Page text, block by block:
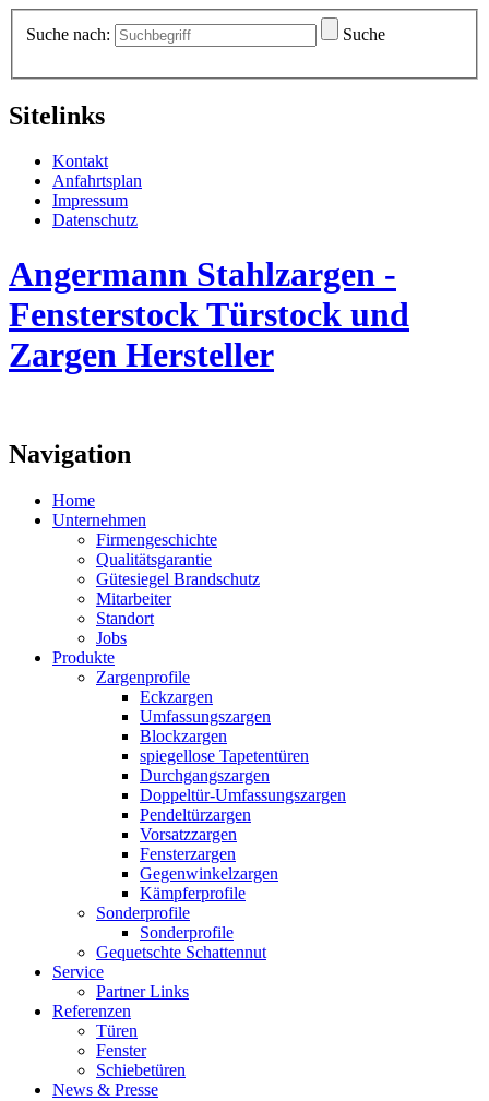
Suche nach: Suche
Sitelinks
Kontakt
Anfahrtsplan
Impressum
Datenschutz
Angermann Stahlzargen -
Fensterstock Türstock und
Zargen Hersteller
Navigation
Home
Unternehmen
Firmengeschichte
Qualitätsgarantie
Gütesiegel Brandschutz
Mitarbeiter
Standort
Jobs
Produkte
Zargenprofile
Eckzargen
Umfassungszargen
Blockzargen
spiegellose Tapetentüren
Durchgangszargen
Doppeltür-Umfassungszargen
Pendeltürzargen
Vorsatzzargen
Fensterzargen
Gegenwinkelzargen
Kämpferprofile
Sonderprofile
Sonderprofile
Gequetschte Schattennut
Service
Partner Links
Referenzen
Türen
Fenster
Schiebetüren
News & Presse